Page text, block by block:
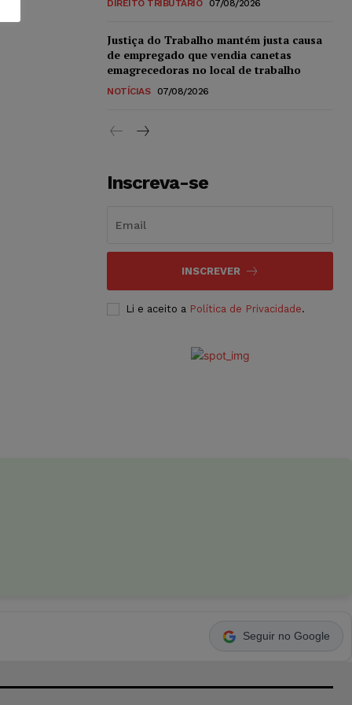
DIREITO TRIBUTÁRIO 07/08/2026
Justiça do Trabalho mantém justa causa
de empregado que vendia canetas
emagrecedoras no local de trabalho
NOTÍCIAS 07/08/2026
Inscreva-se
INSCREVER
Li e aceito a Política de Privacidade.
Seguir no Google